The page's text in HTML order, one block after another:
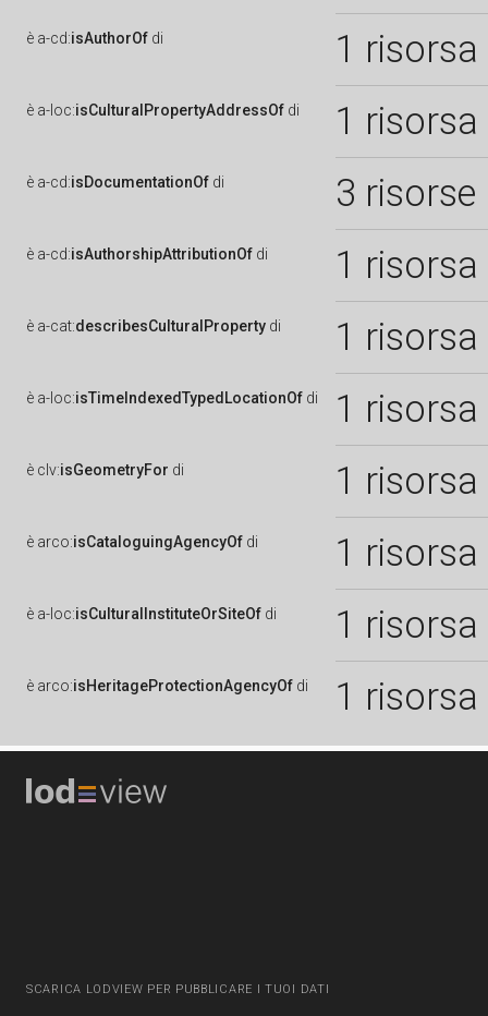
è a-cd:isAuthorOf di 1 risorsa
è a-loc:isCulturalPropertyAddressOf di 1 risorsa
è a-cd:isDocumentationOf di 3 risorse
è a-cd:isAuthorshipAttributionOf di 1 risorsa
è a-cat:describesCulturalProperty di 1 risorsa
è a-loc:isTimeIndexedTypedLocationOf di 1 risorsa
è clv:isGeometryFor di 1 risorsa
è arco:isCataloguingAgencyOf di 1 risorsa
è a-loc:isCulturalInstituteOrSiteOf di 1 risorsa
è arco:isHeritageProtectionAgencyOf di 1 risorsa
SCARICA LODVIEW PER PUBBLICARE I TUOI DATI